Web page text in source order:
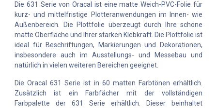
Die 631 Serie von Oracal ist eine matte Weich-PVC-Folie für
kurz- und mittelfristige Plotteranwendungen im Innen- wie
Außenbereich. Die Plottfolie überzeugt durch Ihre schöne
matte Oberfläche und Ihrer starken Klebkraft. Die Plottfolie ist
ideal für Beschriftungen, Markierungen und Dekorationen,
insbesondere auch im Ausstellungs- und Messebau und
natürlich in vielen weiteren Bereichen geeignet.
Die Oracal 631 Serie ist in 60 matten Farbtönen erhältlich.
Zusätzlich ist ein Farbfächer mit der vollständigen
Farbpalette der 631 Serie erhältlich. Dieser beinhaltet